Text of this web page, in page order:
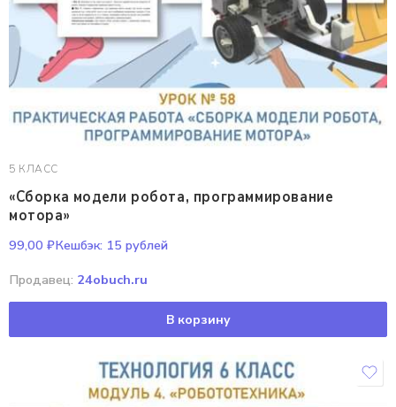
5 КЛАСС
«Сборка модели робота, программирование
мотора»
99,00 ₽Кешбэк: 15 рублей
Продавец: 24obuch.ru
В корзину